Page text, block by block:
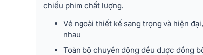
chiếu phim chất lượng.
Vẻ ngoài thiết kế sang trọng và hiện
nhau
Toàn bộ chuyển động đều được đồng